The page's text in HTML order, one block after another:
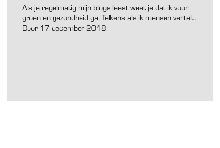
Als je regelmatig mijn blogs leest weet je dat ik voor
groen en gezondheid ga. Telkens als ik mensen vertel…
Door 17 december 2018